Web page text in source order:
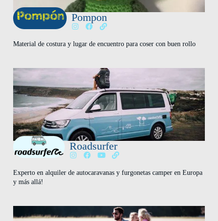
Pompon
Material de costura y lugar de encuentro para coser con buen rollo
Roadsurfer
Experto en alquiler de autocaravanas y furgonetas camper en Europa
y más allá!